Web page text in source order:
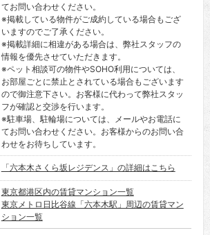
てお問い合わせください。
※掲載している物件がご成約している場合もござ
いますのでご了承ください。
※掲載詳細に相違がある場合は、弊社スタッフの
情報を優先させていただきます。
※ペット相談可の物件やSOHO利用については、
お部屋ごとに禁止とされている場合もございます
ので御注意下さい。お客様に代わって弊社スタッ
フが確認と交渉を行います。
※駐車場、駐輪場については、メールやお電話に
てお問い合わせください。お客様からのお問い合
わせをお待ちしています。
「六本木さくら坂レジデンス」の詳細はこちら
東京都港区内の賃貸マンション一覧
東京メトロ日比谷線「六本木駅」周辺の賃貸マン
ション一覧